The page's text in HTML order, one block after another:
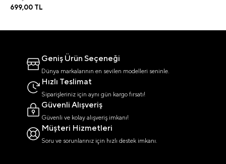
699,00 TL
Geniş Ürün Seçeneği
Dünya markalarının en sevilen modelleri seninle.
Hızlı Teslimat
Siparişleriniz için aynı gün kargo fırsatı!
Güvenli Alışveriş
Güvenli ve kolay alışveriş imkanı!
Müşteri Hizmetleri
Soru ve sorunlarınız için hızlı destek imkanı.